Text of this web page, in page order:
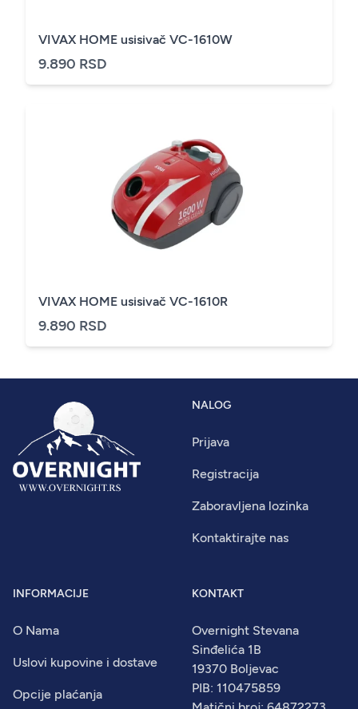
VIVAX HOME usisivač VC-1610W
9.890 RSD
VIVAX HOME usisivač VC-1610R
9.890 RSD
NALOG
Prijava
Registracija
Zaboravljena lozinka
Kontaktirajte nas
INFORMACIJE
O Nama
Uslovi kupovine i dostave
Opcije plaćanja
KONTAKT
Overnight Stevana
Sinđelića 1B
19370 Boljevac
PIB: 110475859